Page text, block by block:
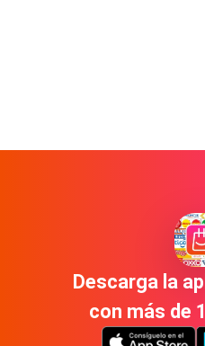
Descarga la
con más de